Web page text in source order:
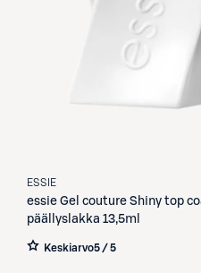
ESSIE
essie Gel couture Shiny top
päällyslakka 13,5ml
Keskiarvo5 / 5